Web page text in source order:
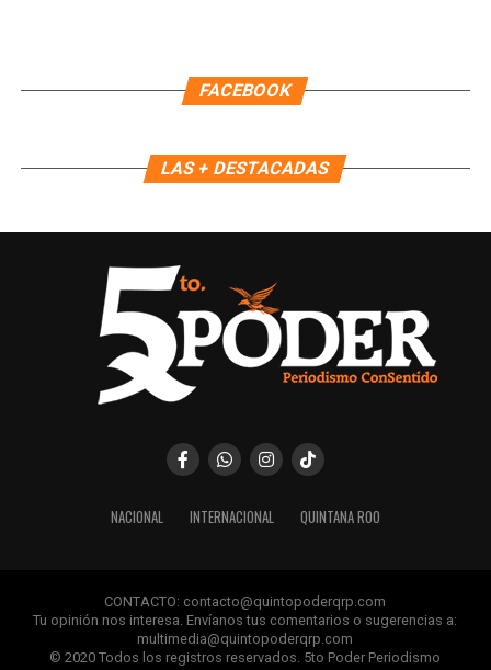
FACEBOOK
LAS + DESTACADAS
NACIONAL INTERNACIONAL QUINTANA ROO
CONTACTO: contacto@quintopoderqrp.com
Tu opinión nos interesa. Envíanos tus comentarios o sugerencias a:
multimedia@quintopoderqrp.com
© 2020 Todos los registros reservados. 5to Poder Periodismo